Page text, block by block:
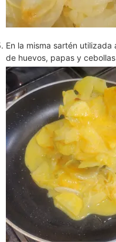
En la misma sartén
de huevos, papas y